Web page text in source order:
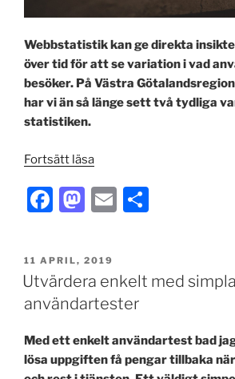
Webbstatistik kan ge direkta
över tid för att se variation i vad
besöker. På Västra
har vi än så länge sett två tydliga
statistiken.
Fortsätt läsa”Variation
webbstatistik
ger
insikter”
F
c
e
b
o
o
M
st
o
d
o
n
E
l
e
PUBLICERAT
11 APRIL, 2019
Utvärdera enkelt med simpla
användartester
Med ett enkelt användartest bad
lösa uppgiften få pengar tillbaka